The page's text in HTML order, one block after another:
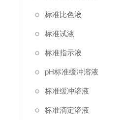
标准比色液
标准试液
标准指示液
pH标准缓冲溶液
标准缓冲溶液
标准滴定溶液